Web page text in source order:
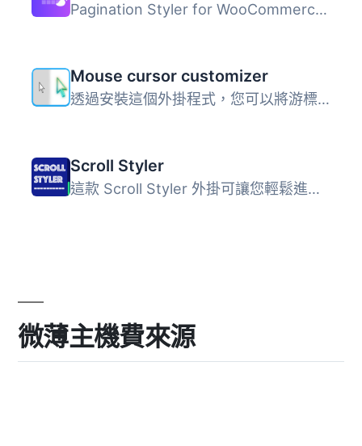
Pagination Styler for WooCommerce 是一款可讓使用者自訂 Wo...
Mouse cursor customizer
透過安裝這個外掛程式，您可以將游標更改為 PNG、JPG 或 JPEG...
Scroll Styler
這款 Scroll Styler 外掛可讓您輕鬆進行自定義。RGB 色彩選取...
微薄主機費來源